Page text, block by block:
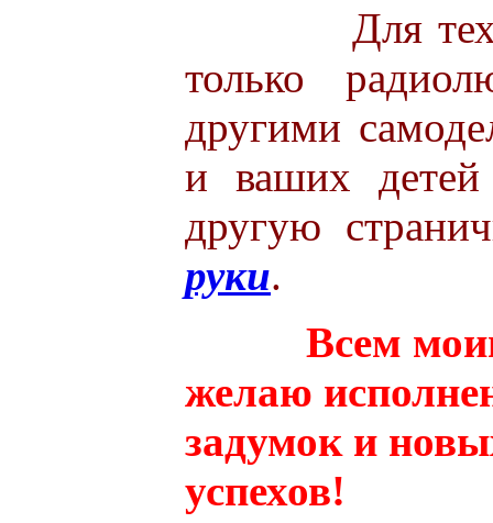
Для тех,
только
другими
и ваших
другую
руки.
Всем
желаю
задумок и
успехов!